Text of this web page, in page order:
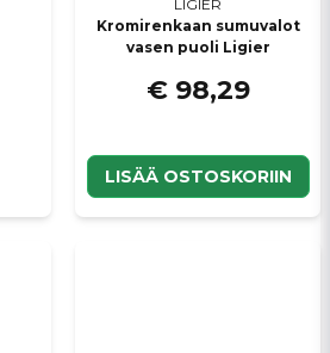
LIGIER
Kromirenkaan sumuvalot
vasen puoli Ligier
€ 98,29
LISÄÄ OSTOSKORIIN